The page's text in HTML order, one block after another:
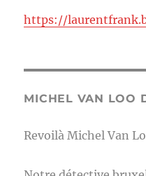
https://
MICHEL VAN LOO
Revoilà Michel Van